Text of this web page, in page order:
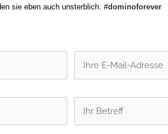
sie eben auch unsterblich. #dominoforever